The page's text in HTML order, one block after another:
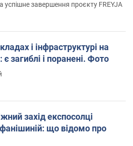
успішне завершення проєкту FREYJA
і інфраструктурі на
загиблі і поранені. Фото